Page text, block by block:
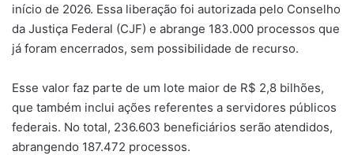
início de 2026. Essa liberação foi autorizada pelo Conselho
da Justiça Federal (CJF) e abrange 183.000 processos que
já foram encerrados, sem possibilidade de recurso.
Esse valor faz parte de um lote maior de R$ 2,8 bilhões,
que também inclui ações referentes a servidores públicos
federais. No total, 236.603 beneficiários serão atendidos,
abrangendo 187.472 processos.